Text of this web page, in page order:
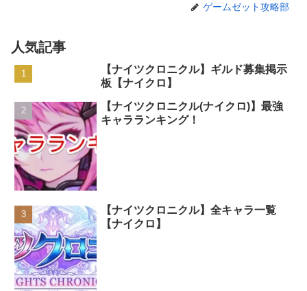
ゲームゼット攻略部
人気記事
【ナイツクロニクル】ギルド募集掲示
板【ナイクロ】
【ナイツクロニクル(ナイクロ)】最強
キャラランキング！
【ナイツクロニクル】全キャラ一覧
【ナイクロ】